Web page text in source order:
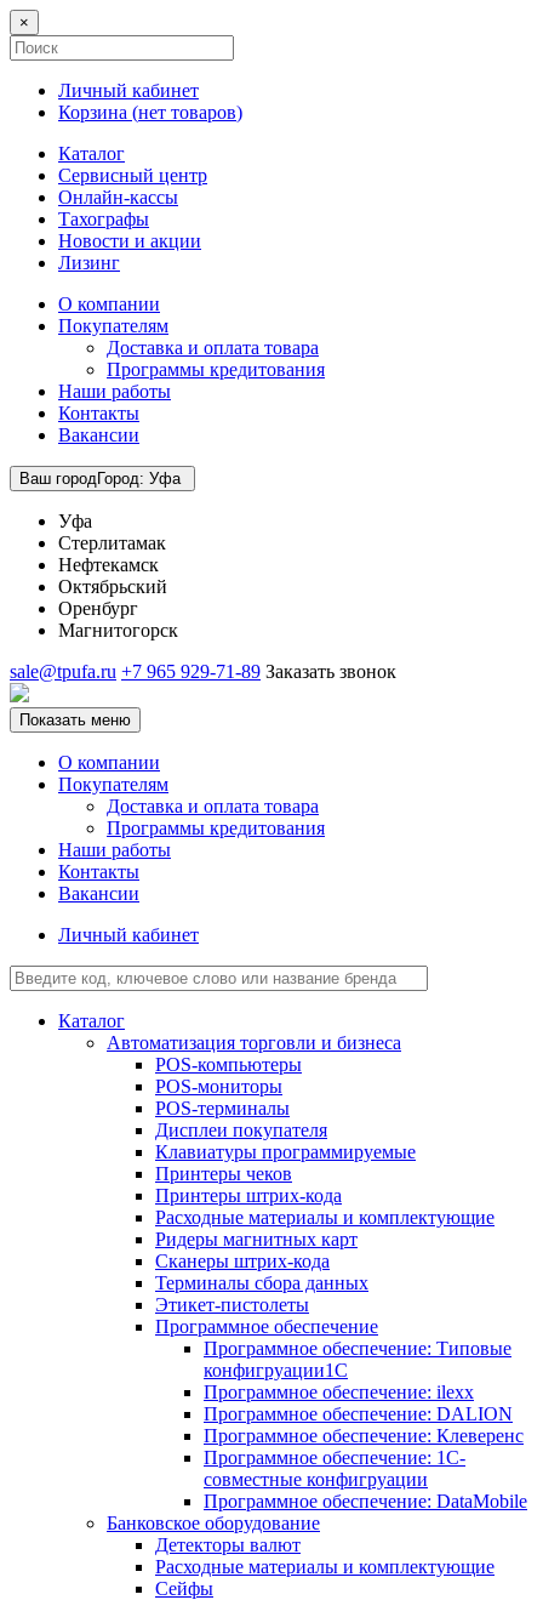
×
Личный кабинет
Корзина (нет товаров)
Каталог
Сервисный центр
Онлайн-кассы
Тахографы
Новости и акции
Лизинг
О компании
Покупателям
Доставка и оплата товара
Программы кредитования
Наши работы
Контакты
Вакансии
Ваш городГород: Уфа
Уфа
Стерлитамак
Нефтекамск
Октябрьский
Оренбург
Магнитогорск
sale@tpufa.ru +7 965 929-71-89 Заказать звонок
Показать меню
О компании
Покупателям
Доставка и оплата товара
Программы кредитования
Наши работы
Контакты
Вакансии
Личный кабинет
Каталог
Автоматизация торговли и бизнеса
POS-компьютеры
POS-мониторы
POS-терминалы
Дисплеи покупателя
Клавиатуры программируемые
Принтеры чеков
Принтеры штрих-кода
Расходные материалы и комплектующие
Ридеры магнитных карт
Сканеры штрих-кода
Терминалы сбора данных
Этикет-пистолеты
Программное обеспечение
Программное обеспечение: Типовые
конфигруации1С
Программное обеспечение: ilexx
Программное обеспечение: DALION
Программное обеспечение: Клеверенс
Программное обеспечение: 1С-
совместные конфигруации
Программное обеспечение: DataMobile
Банковское оборудование
Детекторы валют
Расходные материалы и комплектующие
Сейфы